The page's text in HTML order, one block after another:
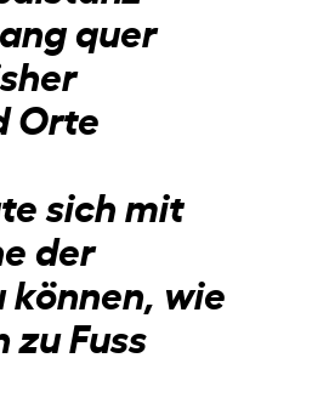
quer
Orte
sich mit
der
können, wie
zu Fuss